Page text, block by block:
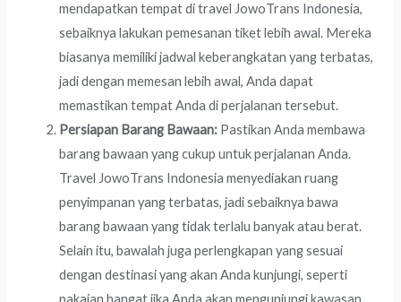
mendapatkan tempat di travel JowoTrans Indonesia,
sebaiknya lakukan pemesanan tiket lebih awal. Mereka
biasanya memiliki jadwal keberangkatan yang terbatas,
jadi dengan memesan lebih awal, Anda dapat
memastikan tempat Anda di perjalanan tersebut.
Persiapan Barang Bawaan: Pastikan Anda membawa
barang bawaan yang cukup untuk perjalanan Anda.
Travel JowoTrans Indonesia menyediakan ruang
penyimpanan yang terbatas, jadi sebaiknya bawa
barang bawaan yang tidak terlalu banyak atau berat.
Selain itu, bawalah juga perlengkapan yang sesuai
dengan destinasi yang akan Anda kunjungi, seperti